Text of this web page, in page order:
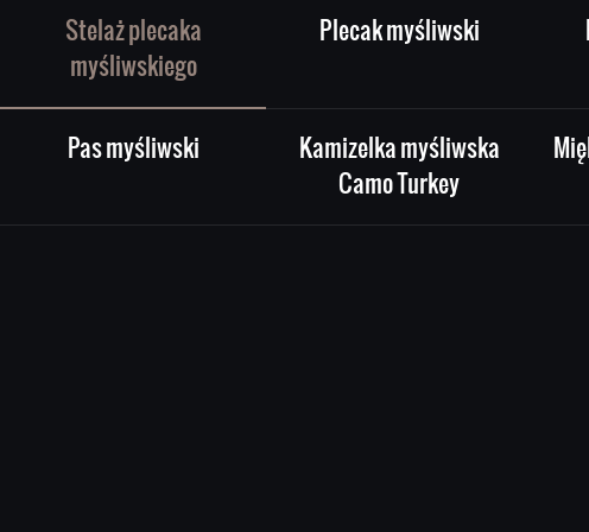
Stelaż plecaka
myśliwskiego
Plecak myśliwski
Pas myśliwski
Kamizelka myśliwska
Camo Turkey